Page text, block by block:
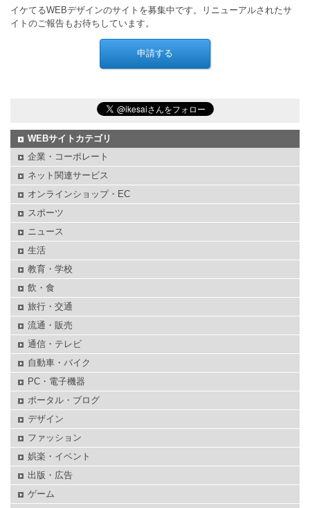
イケてるWEBデザインのサイトを募集中です。リニューアルされたサ
イトのご報告もお待ちしています。
WEBサイトカテゴリ
企業・コーポレート
ネット関連サービス
オンラインショップ・EC
スポーツ
ニュース
生活
教育・学校
飲・食
旅行・交通
流通・販売
通信・テレビ
自動車・バイク
PC・電子機器
ポータル・ブログ
デザイン
ファッション
娯楽・イベント
出版・広告
ゲーム